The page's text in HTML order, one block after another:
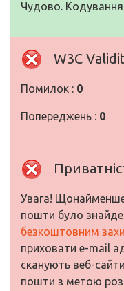
Чудово. Кодування
W3C
Помилок : 0
Попереджень : 0
Увага!
пошти було
безкоштовним
приховати e-mail
сканують веб-
пошти з метою